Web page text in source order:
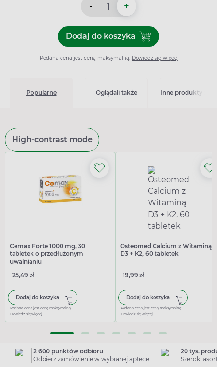
- +
Dodaj do koszykaDodaj do koszyka Morwa
Podana cena jest ceną maksymalną. Dowiedz się więcej
Popularne Oglądali także Inne produkty z
High-contrast mode
Cemax Forte 1000 mg, 30
tabletek o przedłużonym
uwalnianiu
25,49 zł
Dodaj do koszyka
Podana cena jest ceną maksymalną
Dowiedz się więcej
Osteomed Calcium z Witaminą
D3 + K2, 60 tabletek
19,99 zł
Dodaj do koszyka
Podana cena jest ceną maksymalną
Dowiedz się więcej
2 600 punktów odbioru
Odbierz zamówienie w wybranej aptece
20 tys.
Szeroki